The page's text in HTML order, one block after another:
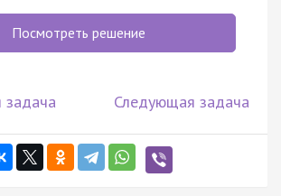
Посмотреть решение
Следующая задача